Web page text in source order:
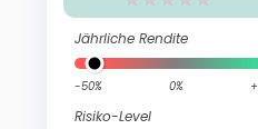
Jährliche Rendite
-50% 0%
Risiko-Level